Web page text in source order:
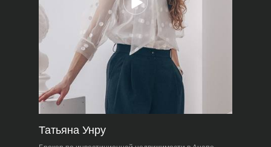
Татьяна Унру